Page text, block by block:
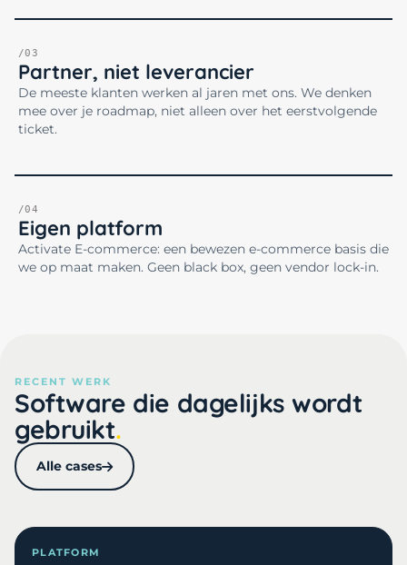
/03
Partner, niet leverancier
De meeste klanten werken al jaren met ons. We denken
mee over je roadmap, niet alleen over het eerstvolgende
ticket.
/04
Eigen platform
Activate E-commerce: een bewezen e-commerce basis die
we op maat maken. Geen black box, geen vendor lock-in.
RECENT WERK
Software die dagelijks wordt
gebruikt
Alle cases
PLATFORM